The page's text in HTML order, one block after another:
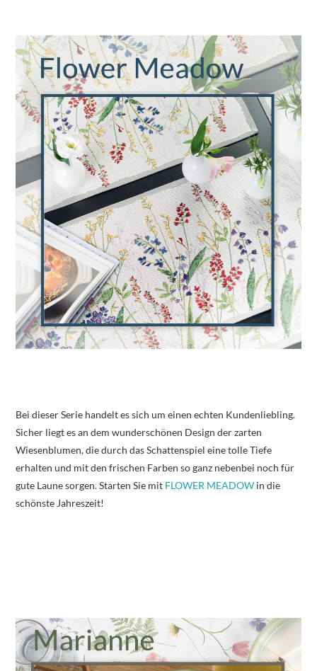
Bei dieser Serie handelt es sich um einen echten Kundenliebling.
Sicher liegt es an dem wunderschönen Design der zarten
Wiesenblumen, die durch das Schattenspiel eine tolle Tiefe
erhalten und mit den frischen Farben so ganz nebenbei noch für
gute Laune sorgen. Starten Sie mit FLOWER MEADOW in die
schönste Jahreszeit!